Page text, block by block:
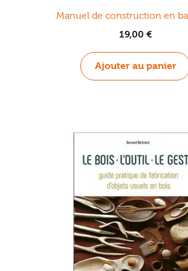
Manuel de construction en
19,00 €
Ajouter au panier